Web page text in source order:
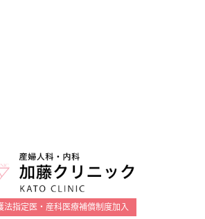
法指定医・産科医療補償制度加入